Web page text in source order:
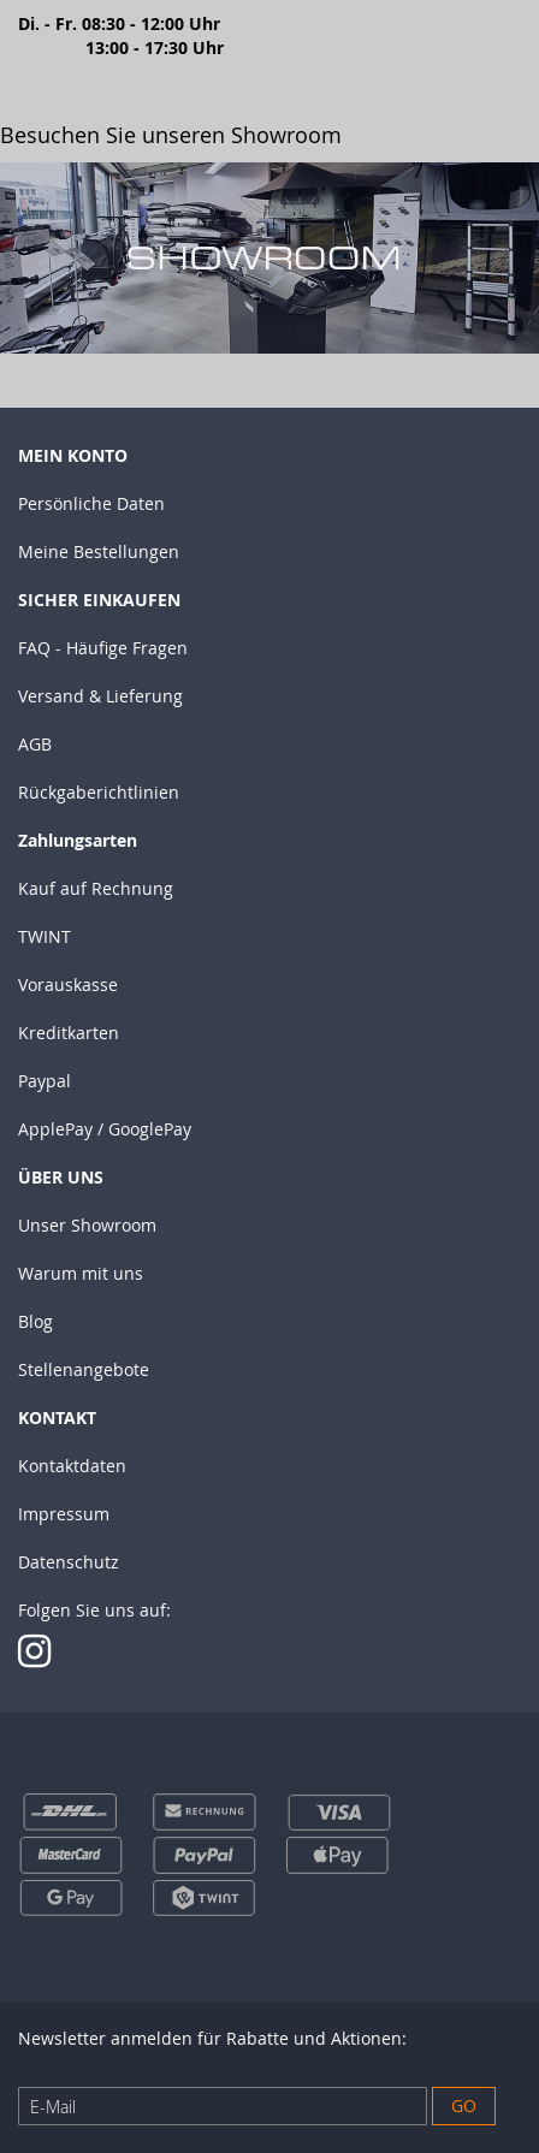
Di. - Fr. 08:30 - 12:00 Uhr
13:00 - 17:30 Uhr
Besuchen Sie unseren Showroom
MEIN KONTO
Persönliche Daten
Meine Bestellungen
SICHER EINKAUFEN
FAQ - Häufige Fragen
Versand & Lieferung
AGB
Rückgaberichtlinien
Zahlungsarten
Kauf auf Rechnung
TWINT
Vorauskasse
Kreditkarten
Paypal
ApplePay / GooglePay
ÜBER UNS
Unser Showroom
Warum mit uns
Blog
Stellenangebote
KONTAKT
Kontaktdaten
Impressum
Datenschutz
Folgen Sie uns auf:
Newsletter anmelden für Rabatte und Aktionen:
Anmeldung
zum
GO